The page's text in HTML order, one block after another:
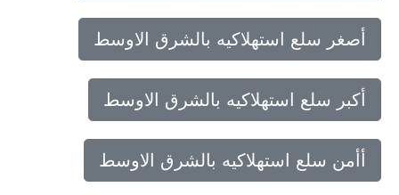
أصغر سلع استهلاكيه بالشرق الاوسط
أكبر سلع استهلاكيه بالشرق الاوسط
أأمن سلع استهلاكيه بالشرق الاوسط